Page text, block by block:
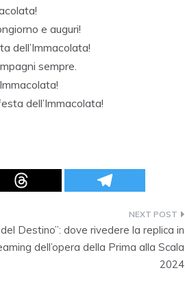
e auguri!
dell’Immacolata!
sempre.
dell’Immacolata!
Destino”: dove rivedere la replica in
dell’opera della Prima alla Scala
2024